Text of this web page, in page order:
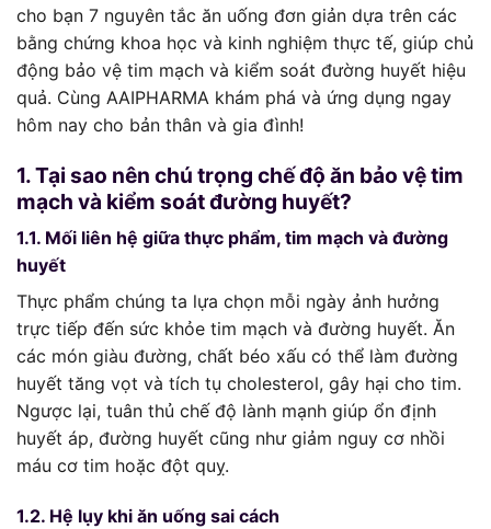
cho bạn 7 nguyên tắc ăn uống đơn giản dựa trên các
bằng chứng khoa học và kinh nghiệm thực tế, giúp chủ
động bảo vệ tim mạch và kiểm soát đường huyết hiệu
quả. Cùng AAIPHARMA khám phá và ứng dụng ngay
hôm nay cho bản thân và gia đình!
1. Tại sao nên chú trọng chế độ ăn bảo vệ tim
mạch và kiểm soát đường huyết?
1.1. Mối liên hệ giữa thực phẩm, tim mạch và đường
huyết
Thực phẩm chúng ta lựa chọn mỗi ngày ảnh hưởng
trực tiếp đến sức khỏe tim mạch và đường huyết. Ăn
các món giàu đường, chất béo xấu có thể làm đường
huyết tăng vọt và tích tụ cholesterol, gây hại cho tim.
Ngược lại, tuân thủ chế độ lành mạnh giúp ổn định
huyết áp, đường huyết cũng như giảm nguy cơ nhồi
máu cơ tim hoặc đột quỵ.
1.2. Hệ lụy khi ăn uống sai cách